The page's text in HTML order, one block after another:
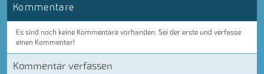
Kommentare
Es sind noch keine Kommentare vorhanden. Sei der erste und verfasse
einen Kommentar!
Kommentar verfassen